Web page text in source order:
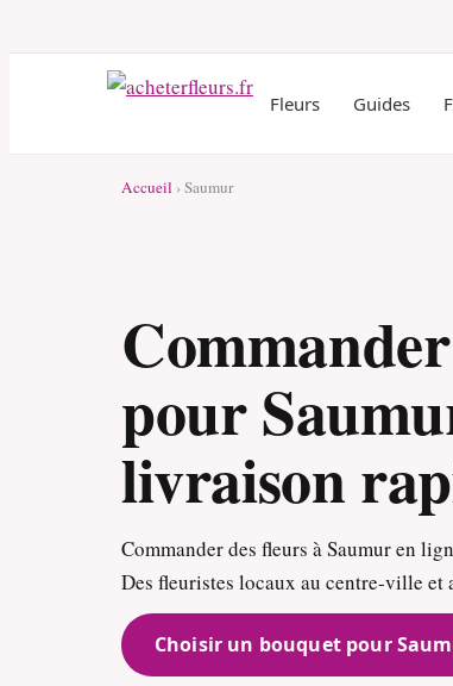
Fleurs Guides
Accueil › Saumur
pour
livraison
Commander des fleurs à Saumur en
Des fleuristes locaux au centre-ville et
Choisir un bouquet pour